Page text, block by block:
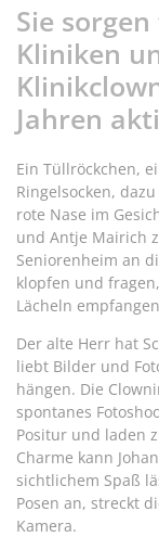
Sie
Kliniken
Jahren
Ein Tüllröckchen,
Ringelsocken,
rote Nase im
und Antje Mairich
Seniorenheim an
klopfen und
Lächeln
Der alte Herr hat
liebt Bilder und
hängen. Die
spontanes
Positur und laden
Charme kann
sichtlichem Spaß
Posen an, streckt
Kamera.